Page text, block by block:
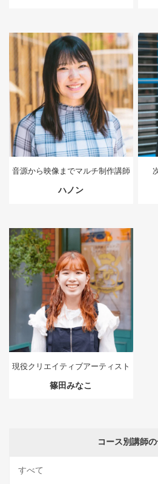
音源から映像までマルチ制作講師
ハノン
現役クリエイティブアーティスト
篠田みなこ
コース別講師
すべて